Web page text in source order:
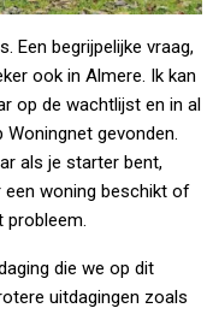
Een begrijpelijke vraag,
ook in Almere. Ik kan
op de wachtlijst en in al
gevonden.
als je starter bent,
woning beschikt of
probleem.
die we op dit
uitdagingen zoals